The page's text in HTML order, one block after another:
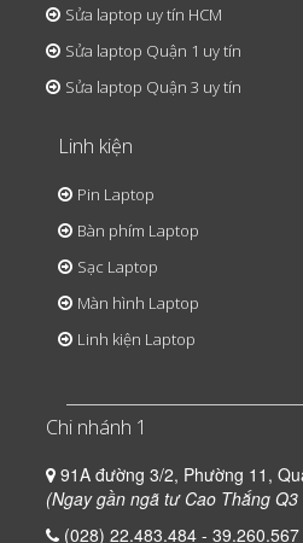
Sửa laptop uy tín HCM
Sửa laptop Quận 1 uy tín
Sửa laptop Quận 3 uy tín
Linh kiện
Pin Laptop
Bàn phím Laptop
Sạc Laptop
Màn hình Laptop
Linh kiện Laptop
Chi nhánh 1
91A đường 3/2, Phường 11,
(Ngay gần ngã tư Cao Thắng Q3
(028) 22.483.484 - 39.260.567